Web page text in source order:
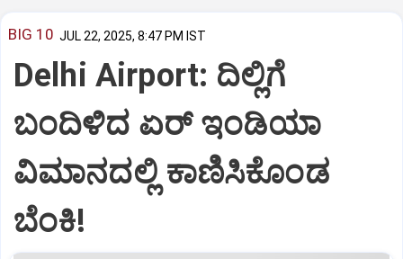
BIG 10 JUL 22, 2025, 8:47 PM IST
Delhi Airport: ದಿಲ್ಲಿಗೆ
ಬಂದಿಳಿದ ಏರ್‌ ಇಂಡಿಯಾ
ವಿಮಾನದಲ್ಲಿ ಕಾಣಿಸಿಕೊಂಡ
ಬೆಂಕಿ!